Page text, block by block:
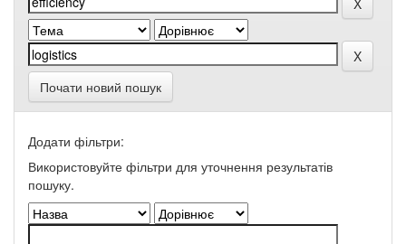
Почати новий пошук
Додати фільтри:
Використовуйте фільтри для уточнення результатів
пошуку.